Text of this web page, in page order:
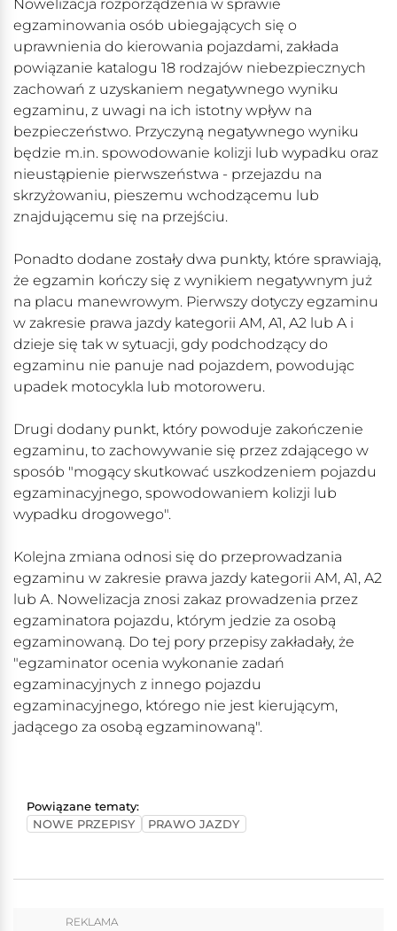
Nowelizacja rozporządzenia w sprawie
egzaminowania osób ubiegających się o
uprawnienia do kierowania pojazdami, zakłada
powiązanie katalogu 18 rodzajów niebezpiecznych
zachowań z uzyskaniem negatywnego wyniku
egzaminu, z uwagi na ich istotny wpływ na
bezpieczeństwo. Przyczyną negatywnego wyniku
będzie m.in. spowodowanie kolizji lub wypadku oraz
nieustąpienie pierwszeństwa - przejazdu na
skrzyżowaniu, pieszemu wchodzącemu lub
znajdującemu się na przejściu.
Ponadto dodane zostały dwa punkty, które sprawiają,
że egzamin kończy się z wynikiem negatywnym już
na placu manewrowym. Pierwszy dotyczy egzaminu
w zakresie prawa jazdy kategorii AM, A1, A2 lub A i
dzieje się tak w sytuacji, gdy podchodzący do
egzaminu nie panuje nad pojazdem, powodując
upadek motocykla lub motoroweru.
Drugi dodany punkt, który powoduje zakończenie
egzaminu, to zachowywanie się przez zdającego w
sposób "mogący skutkować uszkodzeniem pojazdu
egzaminacyjnego, spowodowaniem kolizji lub
wypadku drogowego".
Kolejna zmiana odnosi się do przeprowadzania
egzaminu w zakresie prawa jazdy kategorii AM, A1, A2
lub A. Nowelizacja znosi zakaz prowadzenia przez
egzaminatora pojazdu, którym jedzie za osobą
egzaminowaną. Do tej pory przepisy zakładały, że
"egzaminator ocenia wykonanie zadań
egzaminacyjnych z innego pojazdu
egzaminacyjnego, którego nie jest kierującym,
jadącego za osobą egzaminowaną".
Powiązane tematy:
NOWE PRZEPISY
PRAWO JAZDY
REKLAMA